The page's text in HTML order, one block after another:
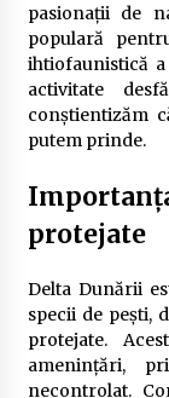
pasionații de
populară
ihtiofaunistică
activitate
conștientizăm
putem prinde.
protejate
Delta Dunării
specii de pești,
protejate.
amenințări,
necontrolat.